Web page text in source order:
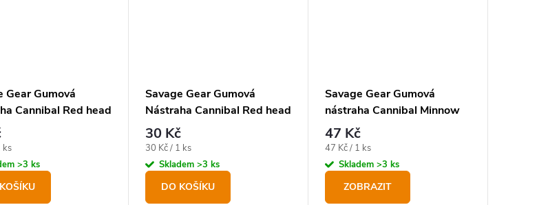
Gear Gumová
Cannibal Red head
20 g
ks
>3 ks
Savage Gear Gumová
Nástraha Cannibal Red head
10 cm, 9 g
30 Kč
Měrná
cena:
30 Kč / 1 ks
Skladem >3 ks
DO KOŠÍKU
Savage Gear Gumová
nástraha Cannibal Minnow
V-Tail 10 cm, 6,5g
47 Kč
Měrná
cena:
47 Kč / 1 ks
Skladem >3 ks
ZOBRAZIT